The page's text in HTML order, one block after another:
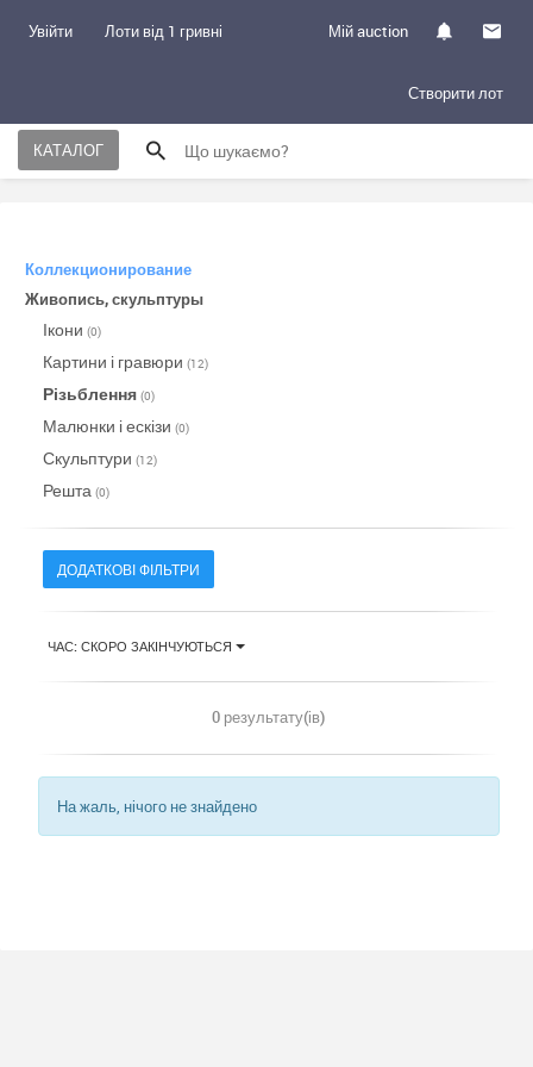
Увійти Лоти від 1 гривні Мій auction
Створити лот
КАТАЛОГ
Коллекционирование
Живопись, скульптуры
Ікони (0)
Картини і гравюри (12)
Різьблення (0)
Малюнки і ескізи (0)
Скульптури (12)
Решта (0)
ДОДАТКОВІ ФІЛЬТРИ
ЧАС: СКОРО ЗАКІНЧУЮТЬСЯ
0 результату(ів)
На жаль, нічого не знайдено